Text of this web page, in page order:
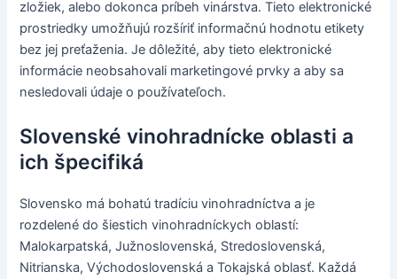
zložiek, alebo dokonca príbeh vinárstva. Tieto elektronické
prostriedky umožňujú rozšíriť informačnú hodnotu etikety
bez jej preťaženia. Je dôležité, aby tieto elektronické
informácie neobsahovali marketingové prvky a aby sa
nesledovali údaje o používateľoch.
Slovenské vinohradnícke oblasti a
ich špecifiká
Slovensko má bohatú tradíciu vinohradníctva a je
rozdelené do šiestich vinohradníckych oblastí:
Malokarpatská, Južnoslovenská, Stredoslovenská,
Nitrianska, Východoslovenská a Tokajská oblasť. Každá